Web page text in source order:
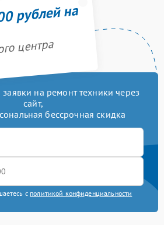
рублей на
центра
на ремонт техники через
сайт,
бессрочная скидка
с политикой конфиденциальности